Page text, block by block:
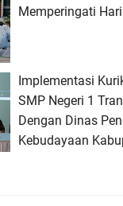
Memperingati
Implementasi
SMP Negeri 1
Dengan Dinas
Kebudayaan